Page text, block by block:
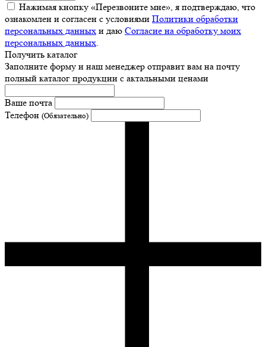
Нажимая кнопку «Перезвоните мне», я подтверждаю, что
ознакомлен и согласен с условиями Политики обработки
персональных данных и даю Согласие на обработку моих
персональных данных
Получить каталог
Заполните форму и наш менеджер отправит вам на почту
полный каталог продукции с актальными ценами
Ваше почта
Телефон (Обязательно)